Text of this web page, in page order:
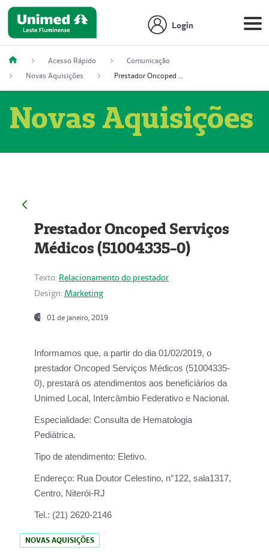
Login
Acesso Rápido
Comunicação
Novas Aquisições
Prestador Oncoped Serviços Médicos (51004335-0)
Novas Aquisições
Prestador Oncoped Serviços
Médicos (51004335-0)
Texto: Relacionamento do prestador
Design: Marketing
01 de janeiro, 2019
Informamos que, a partir do dia 01/02/2019, o
prestador Oncoped Serviços Médicos (51004335-
0), prestará os atendimentos aos beneficiários da
Unimed Local, Intercâmbio Federativo e Nacional.
Especialidade: Consulta de Hematologia
Pediátrica.
Tipo de atendimento: Eletivo.
Endereço: Rua Doutor Celestino, n°122, sala1317,
Centro, Niterói-RJ
Tel.: (21) 2620-2146
NOVAS AQUISIÇÕES